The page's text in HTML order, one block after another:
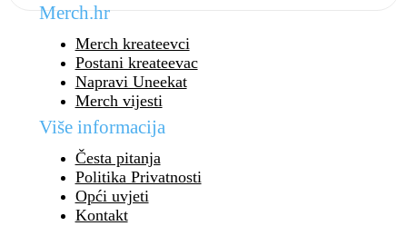
Merch.hr
Merch kreateevci
Postani kreateevac
Napravi Uneekat
Merch vijesti
Više informacija
Česta pitanja
Politika Privatnosti
Opći uvjeti
Kontakt